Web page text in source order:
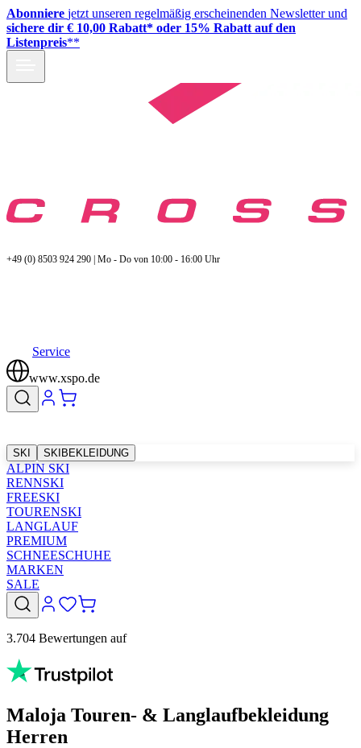
Abonniere jetzt unseren regelmäßig erscheinenden Newsletter und
sichere dir € 10,00 Rabatt* oder 15% Rabatt auf den
Listenpreis**
+49 (0) 8503 924 290 | Mo - Do von 10:00 - 16:00 Uhr
Service
www.xspo.de
SKI SKIBEKLEIDUNG
ALPIN SKI
RENNSKI
FREESKI
TOURENSKI
LANGLAUF
PREMIUM
SCHNEESCHUHE
MARKEN
SALE
3.704 Bewertungen auf
Maloja Touren- & Langlaufbekleidung
Herren